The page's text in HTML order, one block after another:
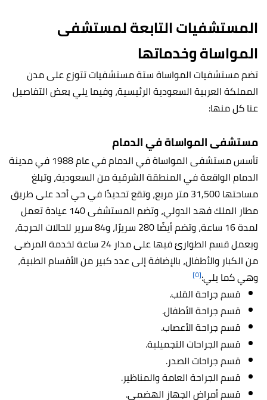
المستشفيات التابعة لمستشفى
المواساة وخدماتها
تضم مستشفيات المواساة ستة مستشفيات تتوزع على مدن
المملكة العربية السعودية الرئيسية، وفيما يلي بعض التفاصيل
عنا كل منها:
مستشفى المواساة في الدمام
تأسس مستشفى المواساة في الدمام في عام 1988 في مدينة
الدمام الواقعة في المنطقة الشرقية من السعودية، وتبلغ
مساحتها 31,500 متر مربع، وتقع تحديدًا في حي أحد على طريق
مطار الملك فهد الدولي، وتضم المستشفى 140 عيادة تعمل
لمدة 16 ساعة، وتضم أيضًا 280 سريرًا، و84 سرير للحالات الحرجة،
ويعمل قسم الطوارئ فيها على مدار 24 ساعة لخدمة المرضى
من الكبار والأطفال، بالإضافة إلى عدد كبير من الأقسام الطبية،
وهي كما يلي:[٥]
قسم جراحة القلب.
قسم جراحة الأطفال.
قسم جراحة الأعصاب.
قسم الجراحات التجميلية.
قسم جراحات الصدر.
قسم الجراحة العامة والمناظير.
قسم أمراض الجهاز الهضمي.